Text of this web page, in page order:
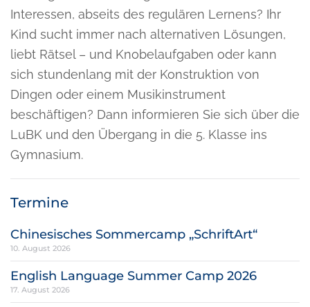
Interessen, abseits des regulären Lernens? Ihr
Kind sucht immer nach alternativen Lösungen,
liebt Rätsel – und Knobelaufgaben oder kann
sich stundenlang mit der Konstruktion von
Dingen oder einem Musikinstrument
beschäftigen? Dann informieren Sie sich über die
LuBK und den Übergang in die 5. Klasse ins
Gymnasium.
Termine
Chinesisches Sommercamp „SchriftArt“
10. August 2026
English Language Summer Camp 2026
17. August 2026